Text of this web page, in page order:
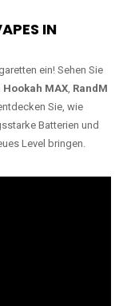
IN
ein! Sehen Sie
Hookah MAX, RandM
Sie, wie
Batterien und
Level bringen.